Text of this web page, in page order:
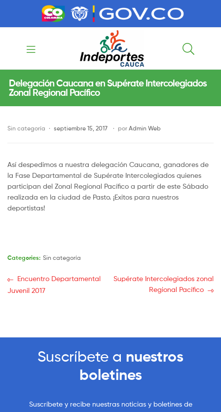
Indeportes
Cauca
Delegación Caucana en Supérate Intercolegiados
Zonal Regional Pacífico
Sin categoría septiembre 15, 2017 por Admin Web
Así despedimos a nuestra delegación Caucana, ganadores de
la Fase Departamental de Supérate Intercolegiados quienes
participan del Zonal Regional Pacífico a partir de este Sábado
realizada en la ciudad de Pasto. ¡Exitos para nuestros
deportistas!
Categories: Sin categoría
Encuentro Departamental
Juvenil 2017
Supérate Intercolegiados zonal
Regional Pacífico
Suscríbete a nuestros
boletines
Suscríbete y recibe nuestras noticias y boletines de